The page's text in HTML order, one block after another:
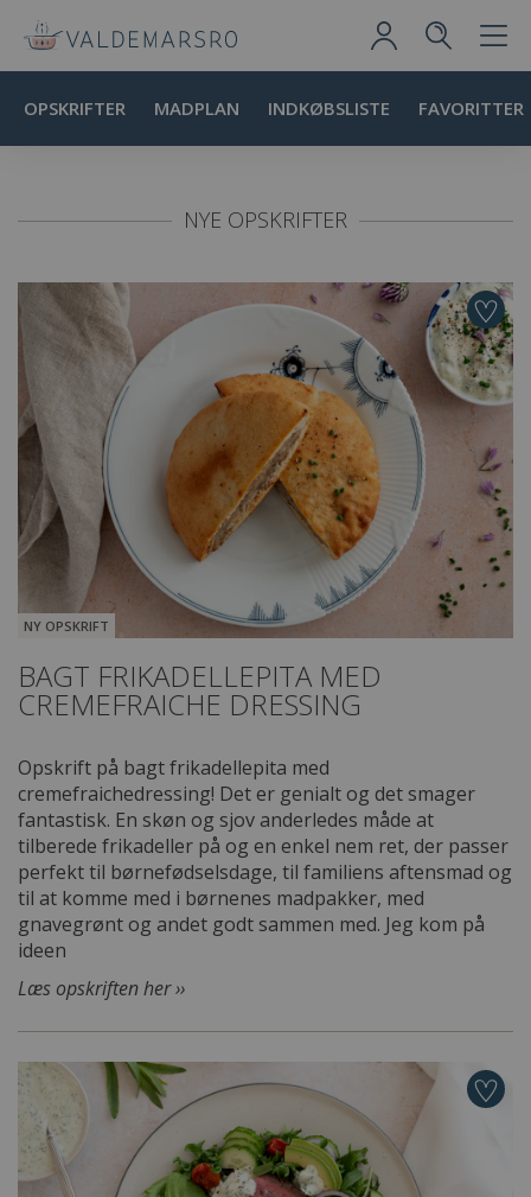
OPSKRIFTER MADPLAN INDKØBSLISTE FAVORITTER
NYE OPSKRIFTER
NY OPSKRIFT
BAGT FRIKADELLEPITA MED
CREMEFRAICHE DRESSING
Opskrift på bagt frikadellepita med
cremefraichedressing! Det er genialt og det smager
fantastisk. En skøn og sjov anderledes måde at
tilberede frikadeller på og en enkel nem ret, der passer
perfekt til børnefødselsdage, til familiens aftensmad og
til at komme med i børnenes madpakker, med
gnavegrønt og andet godt sammen med. Jeg kom på
ideen
Læs opskriften her ››